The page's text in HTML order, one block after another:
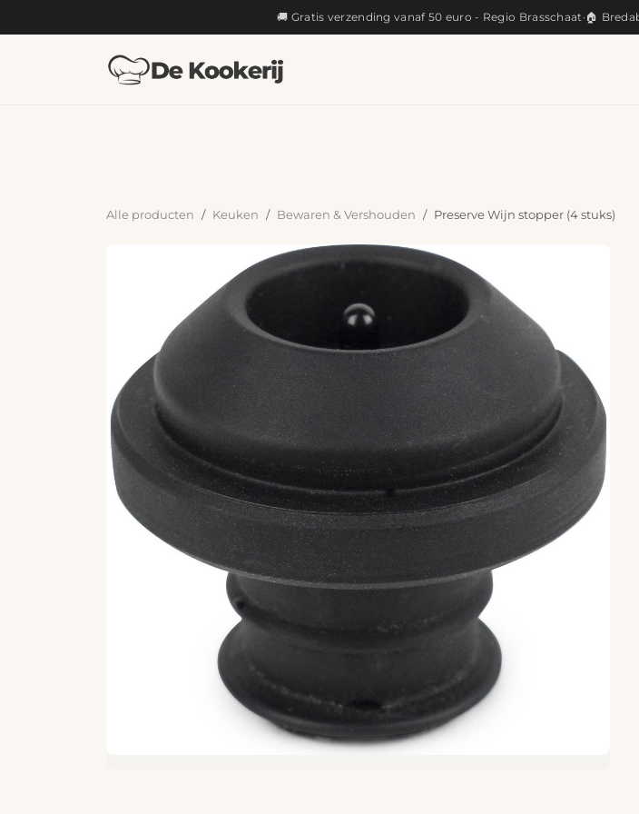
🚚 Gratis verzending vanaf 50 euro - Regio Brasschaat· 🏠
Alle producten Keuken Bewaren & Vershouden Preserve Wijn stopper (4 stuks)